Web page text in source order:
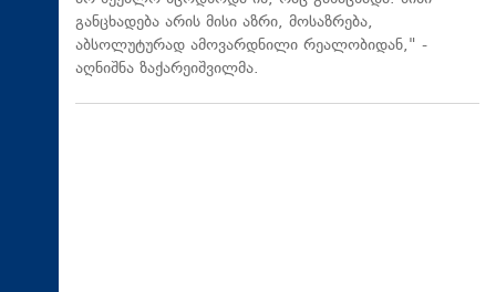
განცხადება არის მისი აზრი, მოსაზრება,
აბსოლუტურად ამოვარდნილი რეალობიდან," -
აღნიშნა ზაქარეიშვილმა.